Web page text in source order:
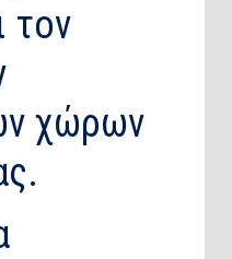
τον
χώρων